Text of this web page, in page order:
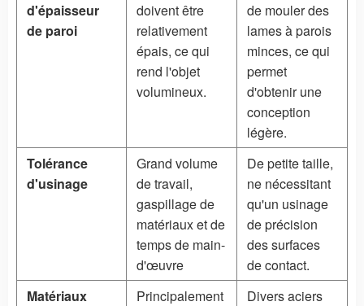
d'épaisseur
de paroi
doivent être
relativement
épais, ce qui
rend l'objet
volumineux.
de mouler des
lames à parois
minces, ce qui
permet
d'obtenir une
conception
légère.
Tolérance
d'usinage
Grand volume
de travail,
gaspillage de
matériaux et de
temps de main-
d'œuvre
De petite taille,
ne nécessitant
qu'un usinage
de précision
des surfaces
de contact.
Matériaux
Principalement
Divers aciers